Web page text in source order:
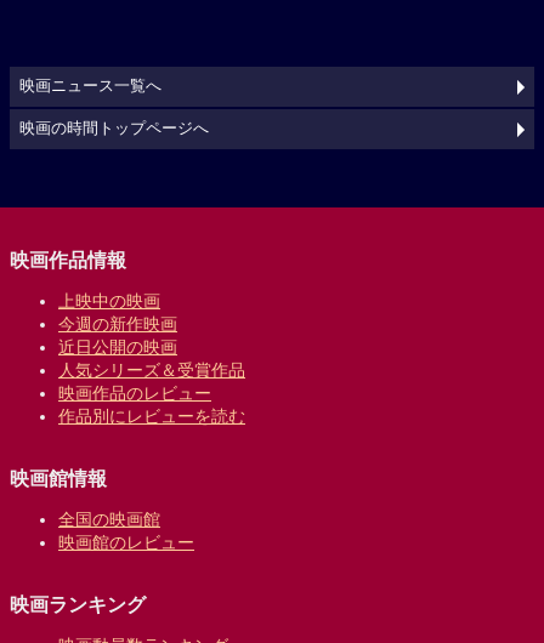
映画ニュース一覧へ
映画の時間トップページへ
映画作品情報
上映中の映画
今週の新作映画
近日公開の映画
人気シリーズ＆受賞作品
映画作品のレビュー
作品別にレビューを読む
映画館情報
全国の映画館
映画館のレビュー
映画ランキング